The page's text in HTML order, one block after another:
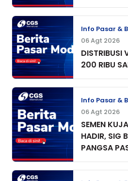
Info Pasar &
06 Agt 2026
DISTRIBUSI
200 RIBU
Info Pasar &
06 Agt 2026
SEMEN
HADIR, SIG
PANGSA
BANGUNAN